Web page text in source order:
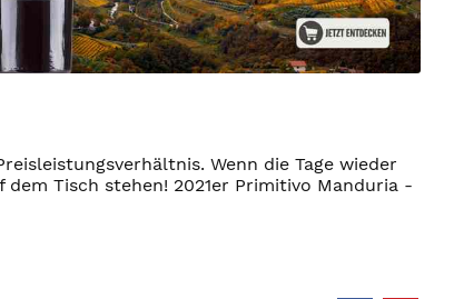
Wenn die Tage wieder
Tisch stehen! 2021er Primitivo Manduria -